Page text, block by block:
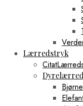
Lærredstryk